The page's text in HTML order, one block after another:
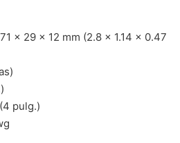
x 29 x 12 mm (2.8 x 1.14 x 0.47
pulg.)